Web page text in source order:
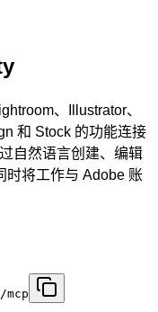
、Illustrator、
和 Stock 的功能连接
自然语言创建、编辑
时将工作与 Adobe 账